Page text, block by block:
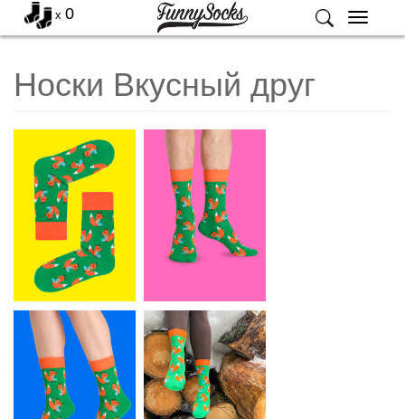
Меню
x 0
Носки Вкусный друг